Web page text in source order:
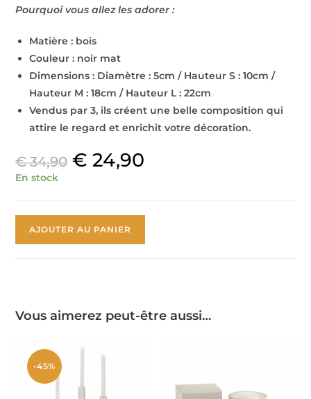
Pourquoi vous allez les adorer :
Matière : bois
Couleur : noir mat
Dimensions : Diamètre : 5cm / Hauteur S : 10cm /
Hauteur M : 18cm / Hauteur L : 22cm
Vendus par 3, ils créent une belle composition qui
attire le regard et enrichit votre décoration.
€34,90 € 24,90
En stock
AJOUTER AU PANIER
Vous aimerez peut-être aussi…
-45%